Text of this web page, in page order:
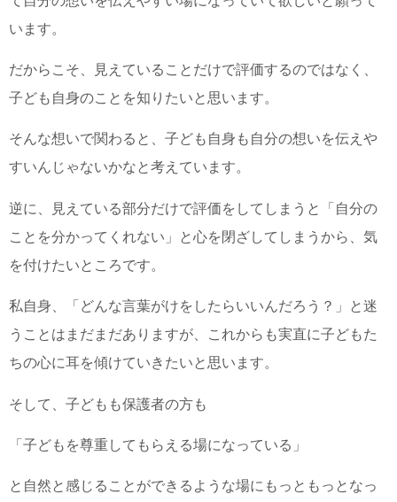
います。
だからこそ、見えていることだけで評価するのではなく、
子ども自身のことを知りたいと思います。
そんな想いで関わると、子ども自身も自分の想いを伝えや
すいんじゃないかなと考えています。
逆に、見えている部分だけで評価をしてしまうと「自分の
ことを分かってくれない」と心を閉ざしてしまうから、気
を付けたいところです。
私自身、「どんな言葉がけをしたらいいんだろう？」と迷
うことはまだまだありますが、これからも実直に子どもた
ちの心に耳を傾けていきたいと思います。
そして、子どもも保護者の方も
「子どもを尊重してもらえる場になっている」
と自然と感じることができるような場にもっともっとなっ